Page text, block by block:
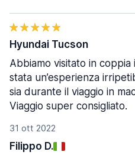
31 ott 2022
Filippo D.
Hyundai Tucson
Abbiamo visitato in
stata un’esperienza
sia durante il viaggio in
Viaggio super consigliato.